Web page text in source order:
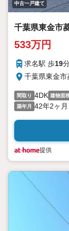
中古一戸建て
千葉県東金市
533万円
求名駅 歩19
千葉県東金市
間取り 4DK 建物面
築年月 42年2ヶ月
提供